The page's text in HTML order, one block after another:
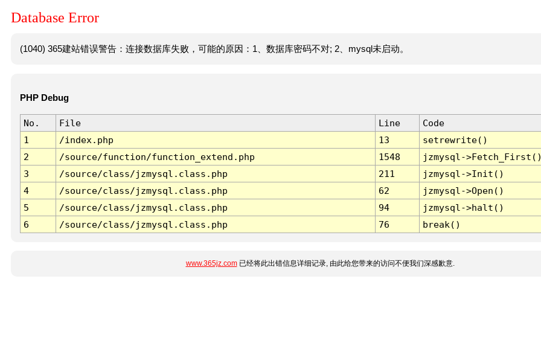
Database Error
(1040) 365建站错误警告：连接数据库失败，可能的原因：1、数据库密码不对; 2、mysql未启动。
PHP Debug
No. File Line
Code
1
/index.php 13
setrewrite()
2
/source/function/function_extend.php 1548
jzmysql-
3
/source/class/jzmysql.class.php 211
jzmysql->Init()
4
/source/class/jzmysql.class.php 62
jzmysql->Open()
5
/source/class/jzmysql.class.php 94
jzmysql->halt()
6
/source/class/jzmysql.class.php 76 break()
www.365jz.com已经将此出错信息详细记录, 由此给您带来的访问不便我们深感歉意.